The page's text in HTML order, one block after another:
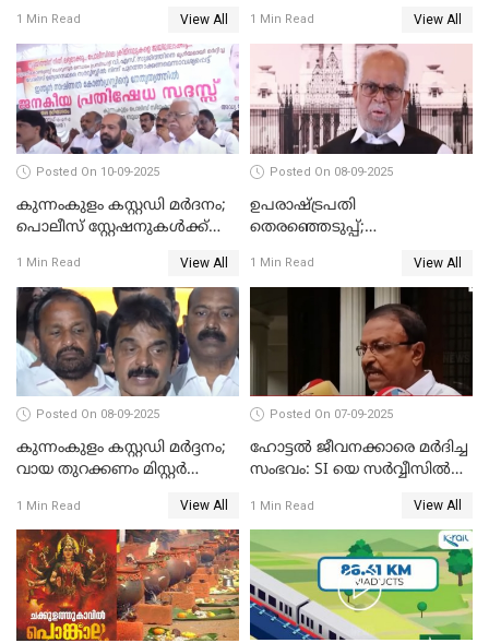
സമ്മേളനത്തിന് തുടക്കം
WATCH VIDEO
1 Min Read View All
സത്യപ്രതിജ്ഞ ചെയ്തു
WATCH VIDEO
1 Min Read View All
Posted On 10-09-2025
കുന്നംകുളം കസ്റ്റഡി മര്‍ദനം;
പൊലീസ് സ്റ്റേഷനുകൾക്ക്
സദസ്സ്
1 Min Read View All
Posted On 08-09-2025
ഉപരാഷ്ട്രപതി
തെരഞ്ഞെടുപ്പ്;
സന്ദേശവുമായി ജസ്റ്റിസ് ബി.
സുദര്‍ശന്‍ റെഡ്ഡി
1 Min Read View All
Posted On 08-09-2025
കുന്നംകുളം കസ്റ്റഡി മര്‍ദ്ദനം;
വായ തുറക്കണം മിസ്റ്റര്‍
വേണുഗോപാൽ
1 Min Read View All
Posted On 07-09-2025
ഹോട്ടൽ ജീവനക്കാരെ മർദിച്ച
സംഭവം: SI യെ സർവ്വീസിൽ
പി ഔസേപ്പ്
1 Min Read View All